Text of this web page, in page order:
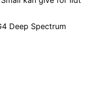
Deep Spectrum